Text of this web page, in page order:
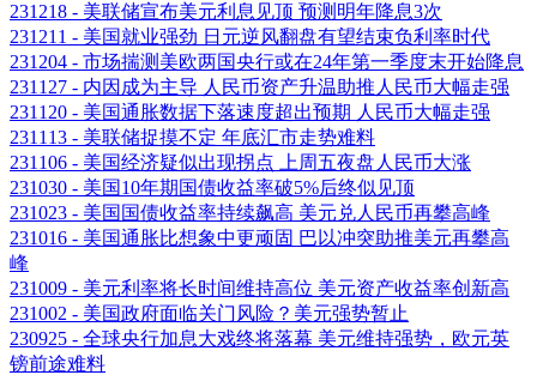
231218 - 美联储宣布美元利息见顶 预测明年降息3次
231211 - 美国就业强劲 日元逆风翻盘有望结束负利率时代
231204 - 市场揣测美欧两国央行或在24年第一季度末开始降息
231127 - 内因成为主导 人民币资产升温助推人民币大幅走强
231120 - 美国通胀数据下落速度超出预期 人民币大幅走强
231113 - 美联储捉摸不定 年底汇市走势难料
231106 - 美国经济疑似出现拐点 上周五夜盘人民币大涨
231030 - 美国10年期国债收益率破5%后终似见顶
231023 - 美国国债收益率持续飙高 美元兑人民币再攀高峰
231016 - 美国通胀比想象中更顽固 巴以冲突助推美元再攀高
峰
231009 - 美元利率将长时间维持高位 美元资产收益率创新高
231002 - 美国政府面临关门风险？美元强势暂止
230925 - 全球央行加息大戏终将落幕 美元维持强势，欧元英
镑前途难料